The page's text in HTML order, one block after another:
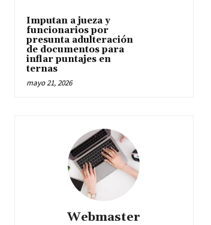
Imputan a jueza y
funcionarios por
presunta adulteración
de documentos para
inflar puntajes en
ternas
mayo 21, 2026
Webmaster